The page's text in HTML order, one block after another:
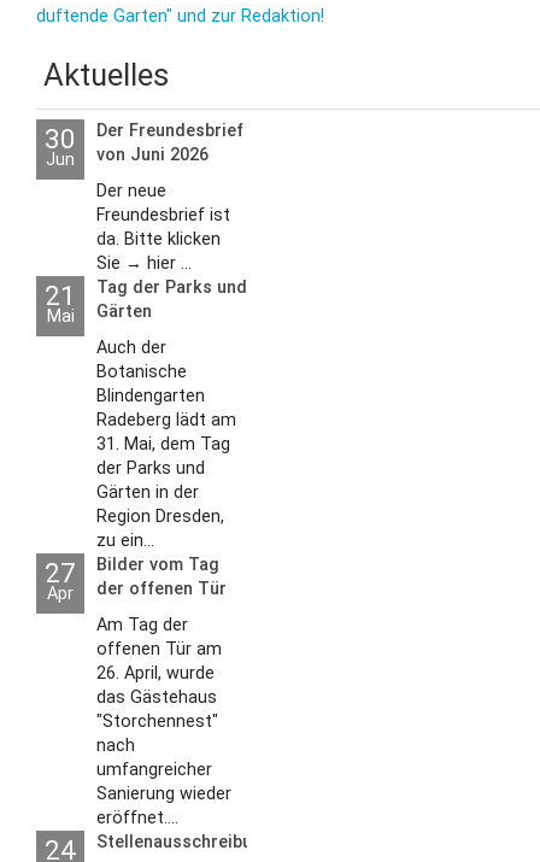
duftende Garten" und zur Redaktion!
Aktuelles
30
Jun
Der Freundesbrief
von Juni 2026
Der neue
Freundesbrief ist
da. Bitte klicken
Sie → hier ...
21
Mai
Tag der Parks und
Gärten
Auch der
Botanische
Blindengarten
Radeberg lädt am
31. Mai, dem Tag
der Parks und
Gärten in der
Region Dresden,
zu ein...
27
Apr
Bilder vom Tag
der offenen Tür
2026
Am Tag der
offenen Tür am
26. April, wurde
das Gästehaus
"Storchennest"
nach
umfangreicher
Sanierung wieder
eröffnet....
24 Stellenausschreibungen